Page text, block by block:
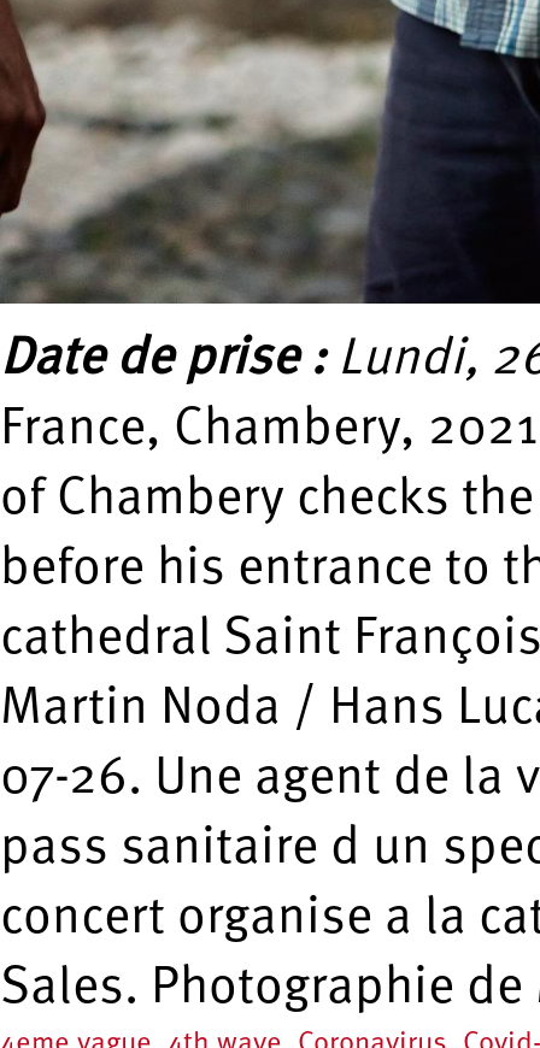
Date de prise : Lundi,
France, Chambery,
of Chambery checks
before his entrance to
cathedral Saint
Martin Noda / Hans
07-26. Une agent de la
pass sanitaire d un
concert organise a la
Sales. Photographie